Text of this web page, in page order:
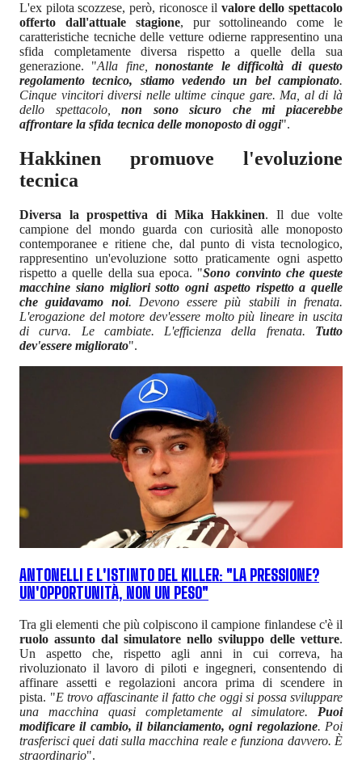
L'ex pilota scozzese, però, riconosce il valore dello spettacolo
offerto dall'attuale stagione, pur sottolineando come le
caratteristiche tecniche delle vetture odierne rappresentino una
sfida completamente diversa rispetto a quelle della sua
generazione. "Alla fine,nonostante le difficoltà di questo
regolamento tecnico, stiamo vedendo un bel campionato.
Cinque vincitori diversi nelle ultime cinque gare. Ma, al di là
dello spettacolo,non sono sicuro che mi piacerebbe
affrontare la sfida tecnica delle monoposto di oggi".
Hakkinen promuove l'evoluzione
tecnica
Diversa la prospettiva di Mika Hakkinen. Il due volte
campione del mondo guarda con curiosità alle monoposto
contemporanee e ritiene che, dal punto di vista tecnologico,
rappresentino un'evoluzione sotto praticamente ogni aspetto
rispetto a quelle della sua epoca. "Sono convinto che queste
macchine siano migliori sotto ogni aspetto rispetto a quelle
che guidavamo noi. Devono essere più stabili in frenata.
L'erogazione del motore dev'essere molto più lineare in uscita
di curva. Le cambiate. L'efficienza della frenata. Tutto
dev'essere migliorato".
ANTONELLI E L'ISTINTO DEL KILLER: "LA PRESSIONE?
UN'OPPORTUNITÀ, NON UN PESO"
Tra gli elementi che più colpiscono il campione finlandese c'è il
ruolo assunto dal simulatore nello sviluppo delle vetture.
Un aspetto che, rispetto agli anni in cui correva, ha
rivoluzionato il lavoro di piloti e ingegneri, consentendo di
affinare assetti e regolazioni ancora prima di scendere in
pista. "E trovo affascinante il fatto che oggi si possa sviluppare
una macchina quasi completamente al simulatore. Puoi
modificare il cambio, il bilanciamento, ogni regolazione. Poi
trasferisci quei dati sulla macchina reale e funziona davvero. È
straordinario".